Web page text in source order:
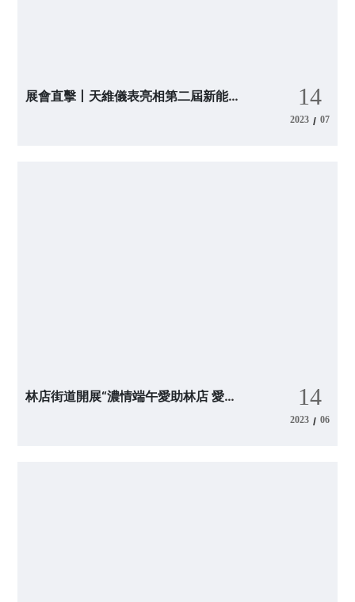
展會直擊丨天維儀表亮相第二屆新能源
14
2023 / 07
林店街道開展“濃情端午愛助林店 愛心
14
2023 / 06